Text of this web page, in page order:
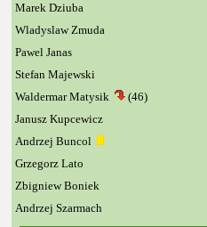
Marek Dziuba
Wladyslaw Zmuda
Pawel Janas
Stefan Majewski
Waldermar Matysik
(46)
Janusz Kupcewicz
Andrzej Buncol
Grzegorz Lato
Zbigniew Boniek
Andrzej Szarmach